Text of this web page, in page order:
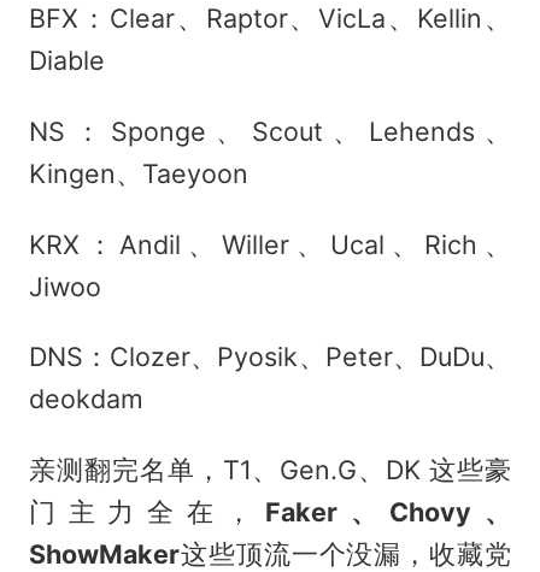
BFX：Clear、Raptor、VicLa、Kellin、
Diable
NS：Sponge、Scout、Lehends、
Kingen、Taeyoon
KRX：Andil、Willer、Ucal、Rich、
Jiwoo
DNS：Clozer、Pyosik、Peter、DuDu、
deokdam
亲测翻完名单，T1、Gen.G、DK 这些豪
门主力全在， Faker、Chovy、
ShowMaker这些顶流一个没漏，收藏党